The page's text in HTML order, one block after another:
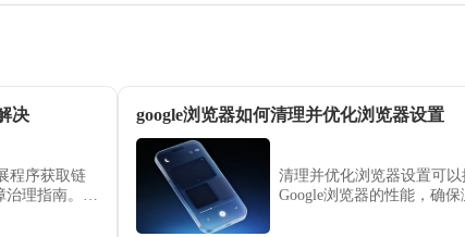
决
程序获取链
治理指南。通
google浏览器如何清理并优化浏览器设置
清理并优化浏览器设置可以
Google浏览器的性能，确保